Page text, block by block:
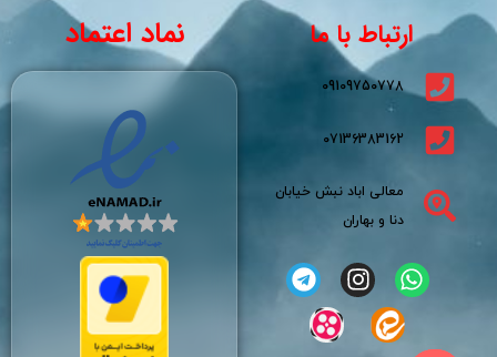
ارتباط با ما
09109750778
07136383162
معالی اباد نبش خیابان
دنا و بهاران
نماد اعتماد